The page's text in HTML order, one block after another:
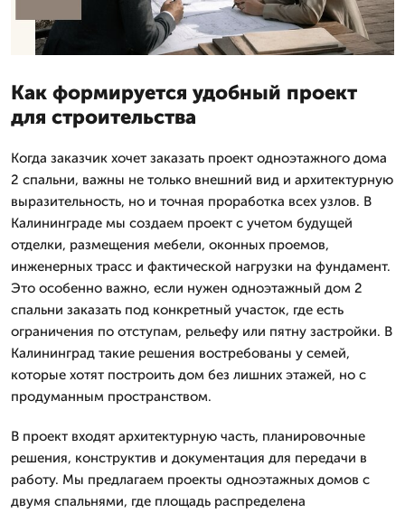
Как формируется удобный проект
для строительства
Когда заказчик хочет заказать проект одноэтажного дома
2 спальни, важны не только внешний вид и архитектурную
выразительность, но и точная проработка всех узлов. В
Калининграде мы создаем проект с учетом будущей
отделки, размещения мебели, оконных проемов,
инженерных трасс и фактической нагрузки на фундамент.
Это особенно важно, если нужен одноэтажный дом 2
спальни заказать под конкретный участок, где есть
ограничения по отступам, рельефу или пятну застройки. В
Калининград такие решения востребованы у семей,
которые хотят построить дом без лишних этажей, но с
продуманным пространством.
В проект входят архитектурную часть, планировочные
решения, конструктив и документация для передачи в
работу. Мы предлагаем проекты одноэтажных домов с
двумя спальнями, где площадь распределена